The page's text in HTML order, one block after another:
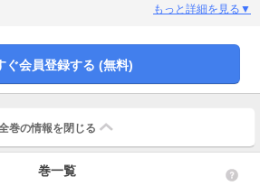
祖父の死後、唐突に現れた謎の光に吸い込まれ、
法の蔓延るこの世界でハンターとして生きること
事ハンターになることが出来たキッドとアイリ。
激動の人生を歩んで行く。ヒーロー文庫では全6巻
もっと詳細を見る▼
ぐ会員登録する (無料)
巻の情報を 閉じる
巻一覧